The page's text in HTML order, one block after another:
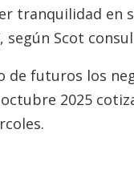
tranquilidad en
según Scot
de futuros los
2025